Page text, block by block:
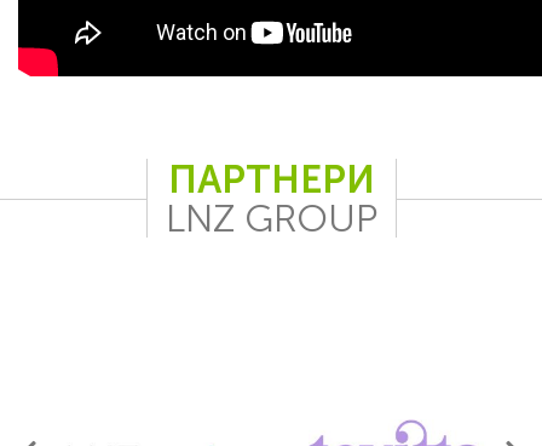
ПАРТНЕРИ
LNZ GROUP